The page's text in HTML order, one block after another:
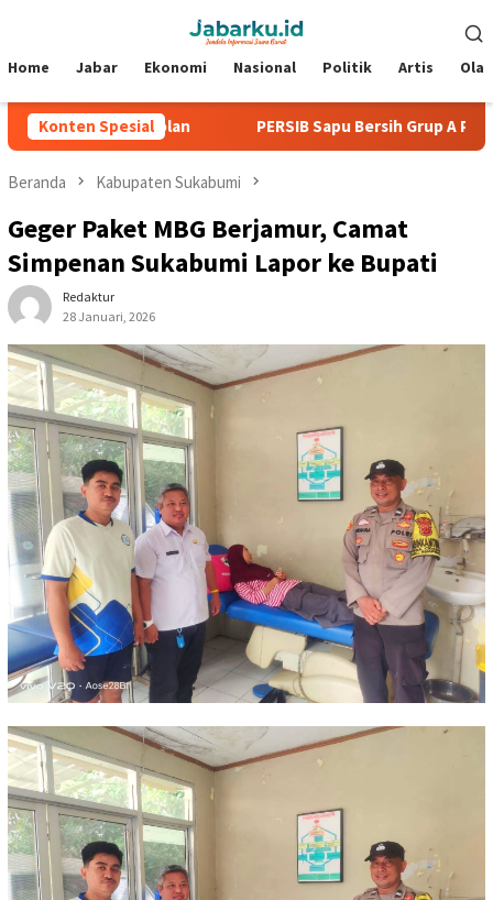
Mobile
Home Jabar Ekonomi Nasional Politik Artis
Konten Spesial
Kebobolan PERSIB Sapu Bersih Grup A Piala
Beranda Kabupaten Sukabumi
Geger Paket MBG Berjamur, Camat
Simpenan Sukabumi Lapor ke Bupati
Redaktur
28 Januari, 2026